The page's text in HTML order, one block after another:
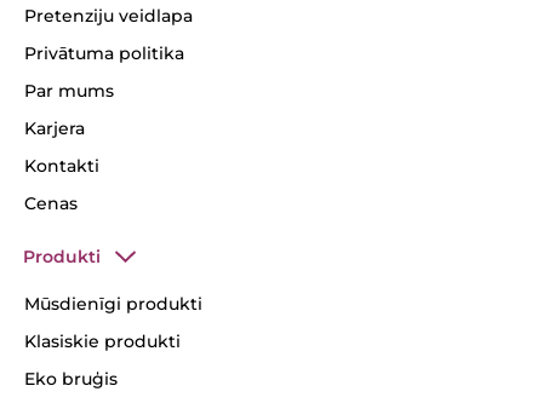
Pretenziju veidlapa
Privātuma politika
Par mums
Karjera
Kontakti
Cenas
Produkti
Mūsdienīgi produkti
Klasiskie produkti
Eko bruģis